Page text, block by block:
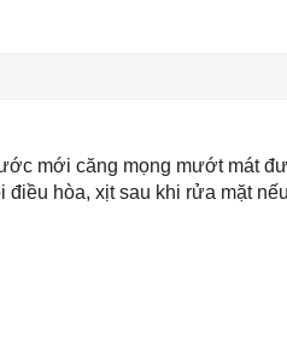
mới căng mọng mướt mát
hòa, xịt sau khi rửa mặt